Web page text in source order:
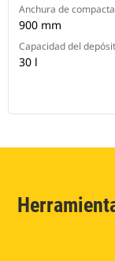
Anchura de
900 mm
Capacidad del
30 l